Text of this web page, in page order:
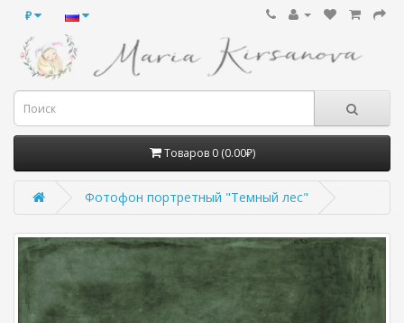
₽
Товаров 0 (0.00₽)
Фотофон портретный "Темный лес"